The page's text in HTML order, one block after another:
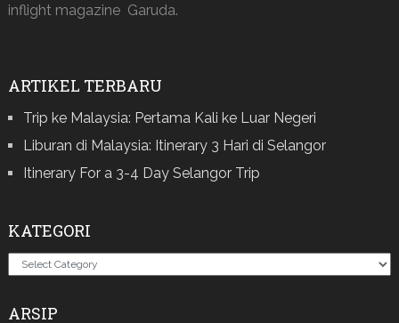
inflight magazine Garuda.
ARTIKEL TERBARU
Trip ke Malaysia: Pertama Kali ke Luar Negeri
Liburan di Malaysia: Itinerary 3 Hari di Selangor
Itinerary For a 3-4 Day Selangor Trip
KATEGORI
Kategori
ARSIP